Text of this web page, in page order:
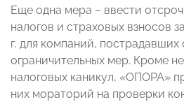
Еще одна мера – ввести
налогов и страховых взносов
г. для компаний, пострадавших
ограничительных мер. Кроме
налоговых каникул, «ОПОРА»
них мораторий на проверки